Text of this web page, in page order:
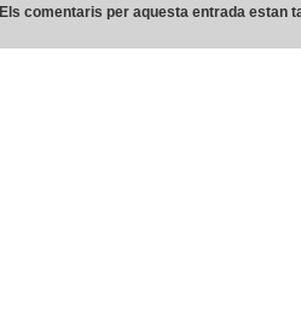
Els comentaris per aquesta entrada estan